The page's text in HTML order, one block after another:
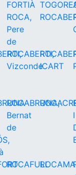
FORTIÀ
ROCA,
Pere
de
ROCABERTI,
VizcondeICART
ROCABRUNA,
Bernat
de
I
ROCAFULL